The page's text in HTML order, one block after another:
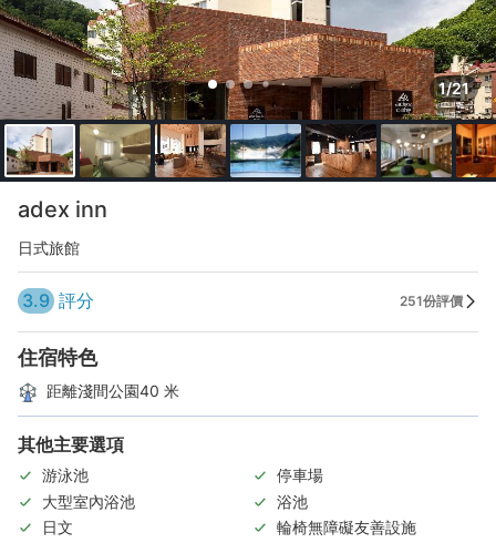
1/21
adex inn
日式旅館
3.9 評分 251份評價
住宿特色
距離淺間公園40 米
其他主要選項
游泳池
停車場
大型室內浴池
浴池
日文
輪椅無障礙友善設施